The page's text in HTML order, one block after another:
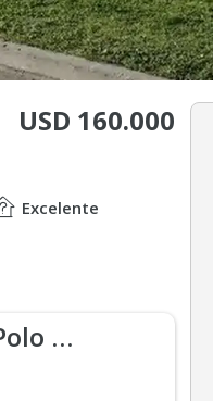
USD 160.000
Excelente
Greenville Polo & Resort